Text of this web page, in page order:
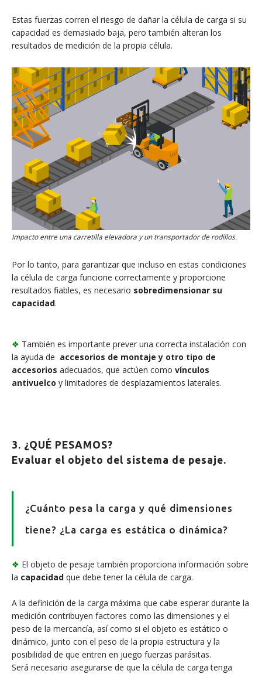
Estas fuerzas corren el riesgo de dañar la célula de carga si su
capacidad es demasiado baja, pero también alteran los
resultados de medición de la propia célula.
Impacto entre una carretilla elevadora y un transportador de rodillos.
Por lo tanto, para garantizar que incluso en estas condiciones
la célula de carga funcione correctamente y proporcione
resultados fiables, es necesario sobredimensionar su
capacidad.
❖ También es importante prever una correcta instalación con
la ayuda de accesorios de montaje y otro tipo de
accesorios adecuados, que actúen como vínculos
antivuelco y limitadores de desplazamientos laterales.
3. ¿QUÉ PESAMOS?
Evaluar el objeto del sistema de pesaje.
¿Cuánto pesa la carga y qué dimensiones
tiene? ¿La carga es estática o dinámica?
❖ El objeto de pesaje también proporciona información sobre
la capacidad que debe tener la célula de carga.
A la definición de la carga máxima que cabe esperar durante la
medición contribuyen factores como las dimensiones y el
peso de la mercancía, así como si el objeto es estático o
dinámico, junto con el peso de la propia estructura y la
posibilidad de que entren en juego fuerzas parásitas.
Será necesario asegurarse de que la célula de carga tenga